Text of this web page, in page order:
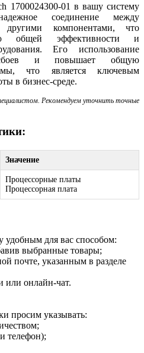
1700024300-01 в вашу систему
соединение между
компонентами, что
общей эффективности и
Его использование
сбоев и повышает общую
что является ключевым
в бизнес-среде.
Рекомендуем уточнить точные
Значение
Процессорные платы
Процессорная плата
удобным для вас способом:
выбранные товары;
почте, указанным в разделе
или онлайн-чат.
просим указывать:
телефон);